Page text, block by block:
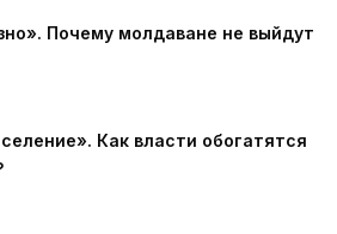
Почему молдаване не выйдут
Как власти обогатятся